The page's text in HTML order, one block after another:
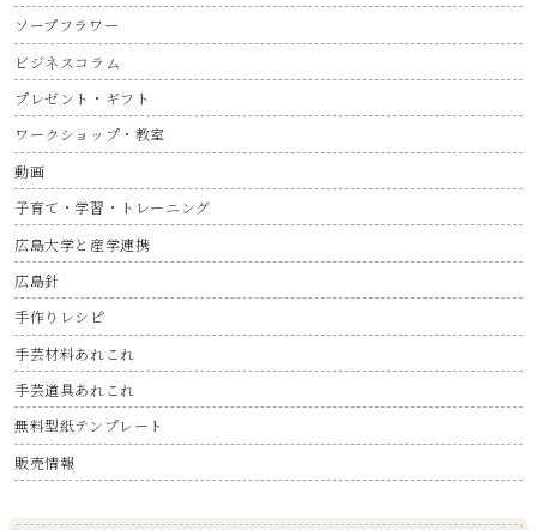
ソープフラワー
ビジネスコラム
プレゼント・ギフト
ワークショップ・教室
動画
子育て・学習・トレーニング
広島大学と産学連携
広島針
手作りレシピ
手芸材料あれこれ
手芸道具あれこれ
無料型紙テンプレート
販売情報